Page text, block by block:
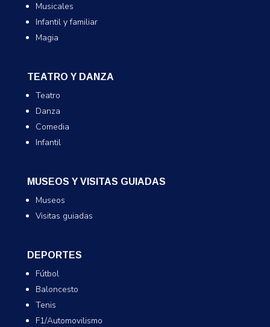
Musicales
Infantil y familiar
Magia
TEATRO Y DANZA
Teatro
Danza
Comedia
Infantil
MUSEOS Y VISITAS GUIADAS
Museos
Visitas guiadas
DEPORTES
Fútbol
Baloncesto
Tenis
F1/Automovilismo